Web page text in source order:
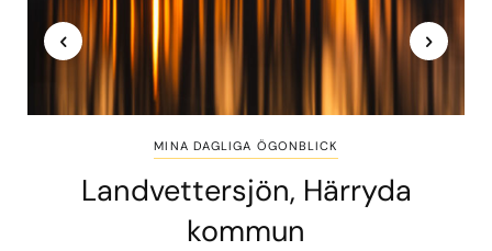
MINA DAGLIGA ÖGONBLICK
Landvettersjön, Härryda
kommun